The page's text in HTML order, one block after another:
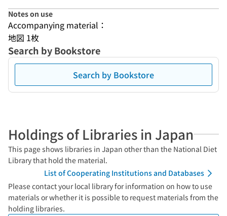
Notes on use
Accompanying material：
地図 1枚
Search by Bookstore
Search by Bookstore
Holdings of Libraries in Japan
This page shows libraries in Japan other than the National Diet
Library that hold the material.
List of Cooperating Institutions and Databases
Please contact your local library for information on how to use
materials or whether it is possible to request materials from the
holding libraries.